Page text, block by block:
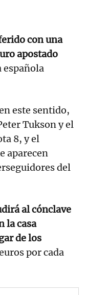
con una
apostado
española
este sentido,
Tukson y el
8, y el
aparecen
del
al cónclave
la casa
de los
por cada